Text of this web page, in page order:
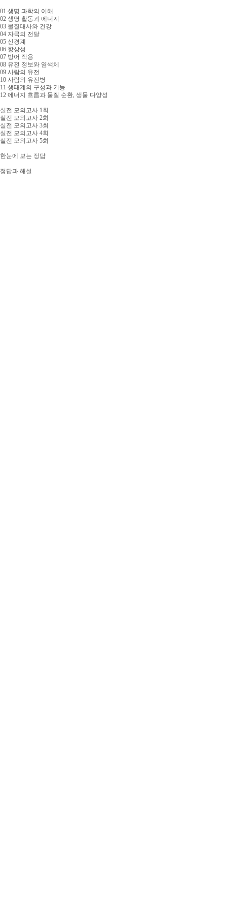
01 생명 과학의 이해
02 생명 활동과 에너지
03 물질대사와 건강
04 자극의 전달
05 신경계
06 항상성
07 방어 작용
08 유전 정보와 염색체
09 사람의 유전
10 사람의 유전병
11 생태계의 구성과 기능
12 에너지 흐름과 물질 순환, 생물 다양성
실전 모의고사 1회
실전 모의고사 2회
실전 모의고사 3회
실전 모의고사 4회
실전 모의고사 5회
한눈에 보는 정답
정답과 해설